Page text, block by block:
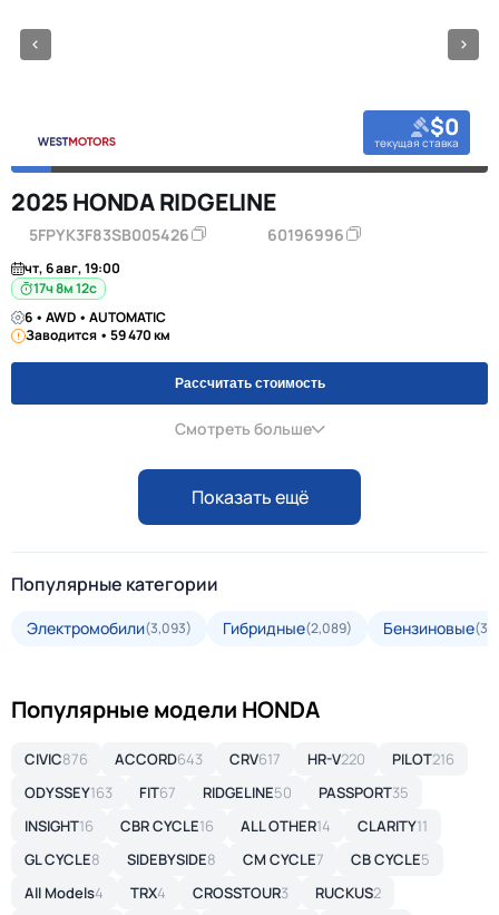
$0
текущая ставка
2025 HONDA RIDGELINE
5FPYK3F83SB005426 60196996
чт, 6 авг, 19:00
17ч 8м 11с
6 • AWD • AUTOMATIC
Заводится • 59 470 км
Рассчитать стоимость
Смотреть больше
Показать ещё
Популярные категории
Электромобили(3,093) Гибридные(2,089) Бензиновые
Популярные модели HONDA
CIVIC876 ACCORD643 CRV617 HR-V220 PILOT216
ODYSSEY163 FIT67 RIDGELINE50 PASSPORT35
INSIGHT16 CBR CYCLE16 ALL OTHER14 CLARITY11
GL CYCLE8 SIDEBYSIDE8 CM CYCLE7 CB CYCLE5
All Models4 TRX4 CROSSTOUR3 RUCKUS2